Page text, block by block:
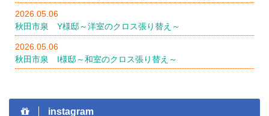
2026.05.06
秋田市泉 Y様邸～洋室のクロス張り替え～
2026.05.06
秋田市泉 I様邸～和室のクロス張り替え～
instagram